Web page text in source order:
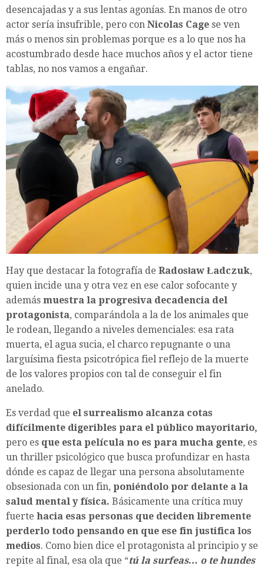
desencajadas y a sus lentas agonías. En manos de otro
actor sería insufrible, pero con Nicolas Cage se ven
más o menos sin problemas porque es a lo que nos ha
acostumbrado desde hace muchos años y el actor tiene
tablas, no nos vamos a engañar.
Hay que destacar la fotografía de Radosław Ładczuk,
quien incide una y otra vez en ese calor sofocante y
además muestra la progresiva decadencia del
protagonista, comparándola a la de los animales que
le rodean, llegando a niveles demenciales: esa rata
muerta, el agua sucia, el charco repugnante o una
larguísima fiesta psicotrópica fiel reflejo de la muerte
de los valores propios con tal de conseguir el fin
anelado.
Es verdad que el surrealismo alcanza cotas
difícilmente digeribles para el público mayoritario,
pero es que esta película no es para mucha gente, es
un thriller psicológico que busca profundizar en hasta
dónde es capaz de llegar una persona absolutamente
obsesionada con un fin, poniéndolo por delante a la
salud mental y física. Básicamente una crítica muy
fuerte hacia esas personas que deciden libremente
perderlo todo pensando en que ese fin justifica los
medios. Como bien dice el protagonista al principio y se
repite al final, esa ola que “tú la surfeas… o te hundes